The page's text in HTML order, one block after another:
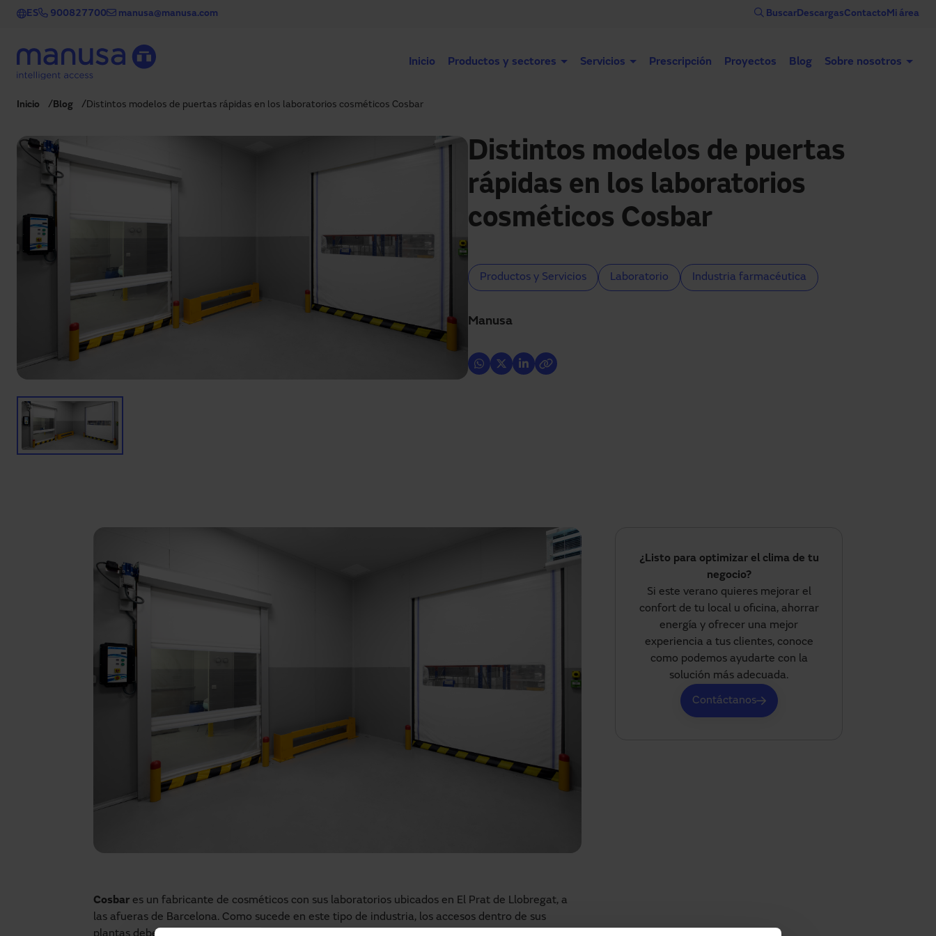
Pasar al contenido principal
ES 900827700 manusa@manusa.com BuscarDescargasContactoMi área
Inicio Productos y sectores Servicios Prescripción Proyectos Blog Sobre nosotros
Inicio Blog Distintos modelos de puertas rápidas en los laboratorios cosméticos Cosbar
Distintos modelos de puertas
rápidas en los laboratorios
cosméticos Cosbar
Productos y Servicios Laboratorio Industria farmacéutica
Manusa
Cosbar es un fabricante de cosméticos con sus laboratorios ubicados en El Prat de Llobregat, a
las afueras de Barcelona. Como sucede en este tipo de industria, los accesos dentro de sus
plantas deben sectorizar y garantizar la higiene de los espacios, sin obstaculizar el flujo de
¿Listo para optimizar el clima de tu
negocio?
Si este verano quieres mejorar el
confort de tu local u oficina, ahorrar
energía y ofrecer una mejor
experiencia a tus clientes, conoce
como podemos ayudarte con la
solución más adecuada.
Contáctanos